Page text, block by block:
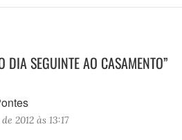
DIA SEGUINTE AO CASAMENTO”
i
2012 às 13:17